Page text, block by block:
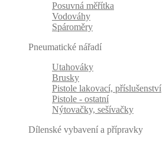
Posuvná měřítka
Vodováhy
Spároměry
Pneumatické nářadí
Utahováky
Brusky
Pistole lakovací, příslušenství
Pistole - ostatní
Nýtovačky, sešívačky
Dílenské vybavení a přípravky